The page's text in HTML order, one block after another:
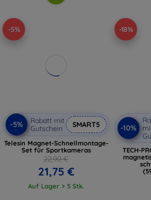
-5%
-5%
Rabatt mit
Gutschein
SMART5
Telesin Magnet-Schnellmontage-
Set für Sportkameras
22,90 €
21,75 €
Auf Lager > 5 Stk.
-18%
-10%
TECH-